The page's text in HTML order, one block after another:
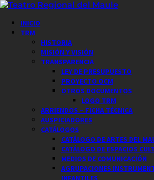
Saltar
contenido
Menú
principal
INICIO
TRM
HISTORIA
MISIÓN Y VISIÓN
TRANSPARENCIA
LEY DE PRESUPUESTO
PROYECTO OCM
OTROS DOCUMENTOS
LOGO TRM
ARRIENDOS – FICHA TÉCNICA
AUSPICIADORES
CATÁLOGOS
CATÁLOGO DE ARTES DEL
CATÁLOGO DE ESPACIOS
MEDIOS DE COMUNICACIÓN
AGRUPACIONES
INFANTILES